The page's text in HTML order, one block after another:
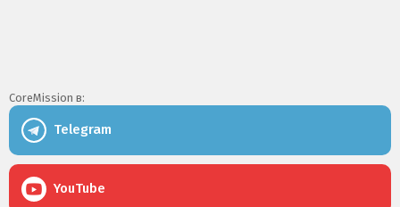
CoreMission в:
Telegram
YouTube